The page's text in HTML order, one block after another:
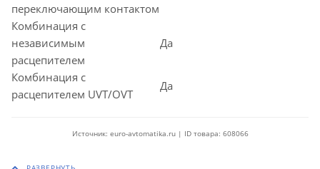
переключающим контактом
Комбинация с
независимым
расцепителем
Да
Комбинация с
расцепителем UVT/OVT
Да
Источник: euro-avtomatika.ru | ID товара: 608066